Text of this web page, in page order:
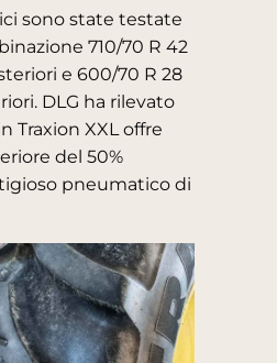
sono state testate
710/70 R 42
e 600/70 R 28
DLG ha rilevato
Traxion XXL offre
del 50%
pneumatico di